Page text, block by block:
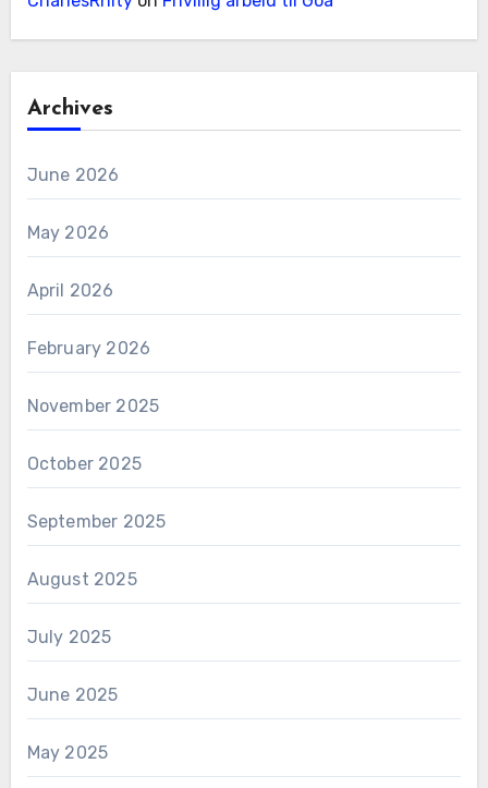
Archives
June 2026
May 2026
April 2026
February 2026
November 2025
October 2025
September 2025
August 2025
July 2025
June 2025
May 2025